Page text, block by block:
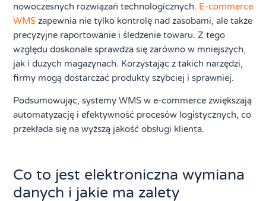
nowoczesnych rozwiązań technologicznych. E-commerce
WMSzapewnia nie tylko kontrolę nad zasobami, ale także
precyzyjne raportowanie i śledzenie towaru. Z tego
względu doskonale sprawdza się zarówno w mniejszych,
jak i dużych magazynach. Korzystając z takich narzędzi,
firmy mogą dostarczać produkty szybciej i sprawniej.
Podsumowując, systemy WMS w e-commerce zwiększają
automatyzację i efektywność procesów logistycznych, co
przekłada się na wyższą jakość obsługi klienta.
Co to jest elektroniczna wymiana
danych i jakie ma zalety